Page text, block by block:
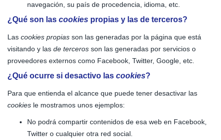
navegación, su país de procedencia, idioma, etc.
¿Qué son las cookies propias y las de terceros?
Las cookies propias son las generadas por la página que está
visitando y las de terceros son las generadas por servicios o
proveedores externos como Facebook, Twitter, Google, etc.
¿Qué ocurre si desactivo las cookies?
Para que entienda el alcance que puede tener desactivar las
cookies le mostramos unos ejemplos:
No podrá compartir contenidos de esa web en Facebook,
Twitter o cualquier otra red social.